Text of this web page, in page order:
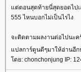
ต่ตอนสุดท้ายนี่สุดยอดไป
555 ไหนบอกไม่เป็นไรไง
จะติดตามผลงานต่อไปนะค
ปลการ์ตูนดีๆมาให้อ่านอีก
ดย: chonchonjung IP: